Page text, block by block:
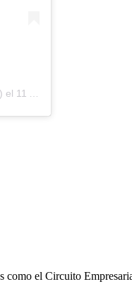
el 11 Ago, 2020 a las 2:57 PDT
como el Circuito